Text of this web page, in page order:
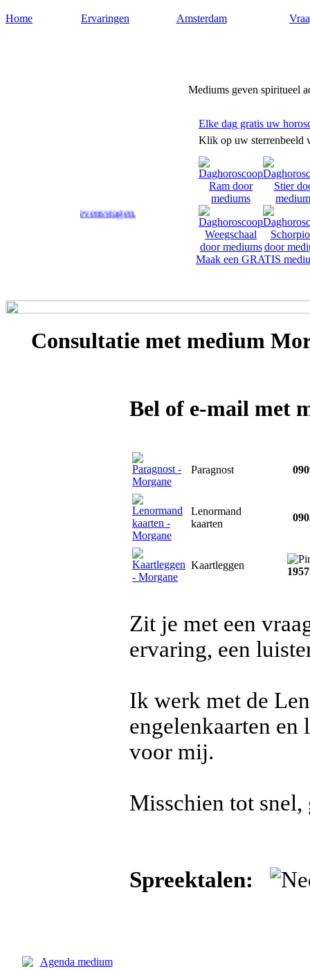
Home Ervaringen Amsterdam
Mediums geven spiritueel
uw levensvragen.
Elke dag gratis uw
Klik op uw sterrenbeeld
Maak een GRATIS
Consultatie met medium
Bel of e-mail met
Paragnost
Lenormand
kaarten
Kaartleggen
1957
Zit je met een
ervaring, een
Ik werk met de
engelenkaarten en
voor mij.
Misschien tot
Spreektalen: